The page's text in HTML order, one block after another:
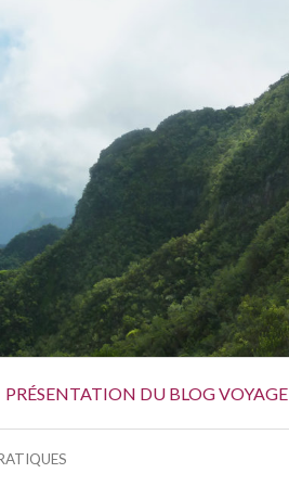
PRÉSENTATION DU BLOG VOYAGE